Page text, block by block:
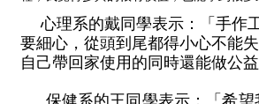
要細心，從頭到尾都得小心不能
自己帶回家使用的同時還能做公
保健系的王同學表示：「希